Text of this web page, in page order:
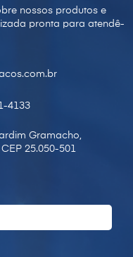
nossos produtos e
pronta para atendê-
4133
Gramacho,
25.050-501